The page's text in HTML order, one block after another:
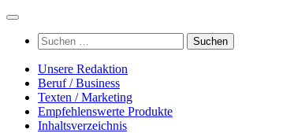
Zum
springenSuchen
nach:
Unsere Redaktion
Beruf / Business
Texten / Marketing
Empfehlenswerte Produkte
Inhaltsverzeichnis